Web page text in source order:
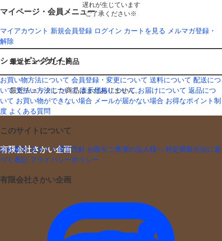
マイページ・会員メニュー
マイアカウント 新規会員登録 ログイン カートを見る メルマガ登録・
解除
ショッピングガイド
お買い物方法について 会員登録・変更について 送料について 配送につ
いて 支払い方法について 表示価格について お届けについて 返品につ
いて お買い物ができない場合 メールが届かない場合 お得なポイント制
度 よくある質問
このサイトについて
会社案内 当サイト運営方針 お取引ご希望の法人様へ 特定商取引法に基
づく表記 プライバシーポリシー
有限会社さかい企画
遅れが生じています
ご了承ください※
最近チェックした商品
最近チェックした商品はまだありません。
有限会社さかい企画